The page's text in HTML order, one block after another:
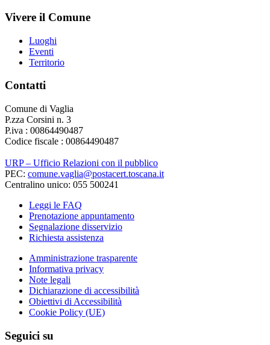
Vivere il Comune
Luoghi
Eventi
Territorio
Contatti
Comune di Vaglia
P.zza Corsini n. 3
P.iva : 00864490487
Codice fiscale : 00864490487
URP – Ufficio Relazioni con il pubblico
PEC: comune.vaglia@postacert.toscana.it
Centralino unico: 055 500241
Leggi le FAQ
Prenotazione appuntamento
Segnalazione disservizio
Richiesta assistenza
Amministrazione trasparente
Informativa privacy
Note legali
Dichiarazione di accessibilità
Obiettivi di Accessibilità
Cookie Policy (UE)
Seguici su